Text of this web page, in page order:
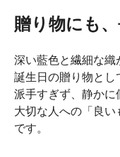
贈り物にも
深い藍色と繊細な織
誕生日の贈り物とし
派手すぎず、静かに
大切な人への「良
です。